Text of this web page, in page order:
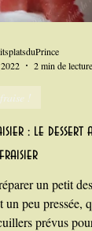
i Love Tomate
: le dessert
un petit
un peu pressée,
prévus
!
2 min de lecture